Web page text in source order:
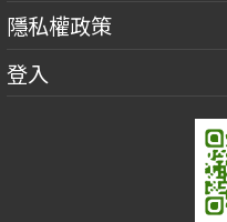
隱私權政策
登入